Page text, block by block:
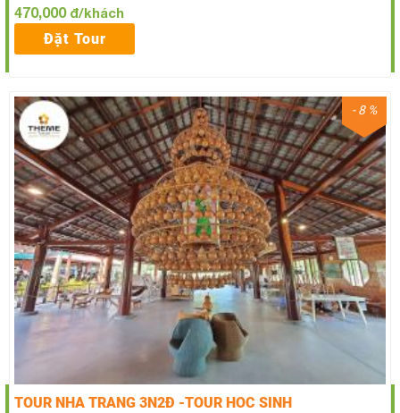
470,000 đ/khách
Đặt Tour
- 8 %
TOUR NHA TRANG 3N2Đ -TOUR HOC SINH